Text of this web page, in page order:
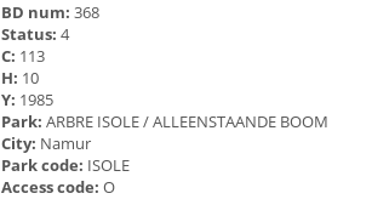
BD num: 368
Status: 4
C: 113
H: 10
Y: 1985
Park: ARBRE ISOLE / ALLEENSTAANDE BOOM
City: Namur
Park code: ISOLE
Access code: O